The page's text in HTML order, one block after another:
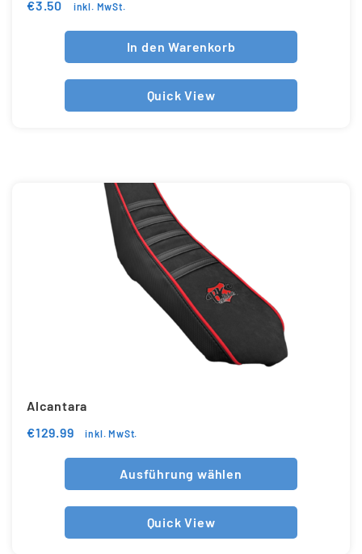
€3.50 inkl. MwSt.
In den Warenkorb
Quick View
Alcantara
€129.99 inkl. MwSt.
Ausführung wählen
Quick View